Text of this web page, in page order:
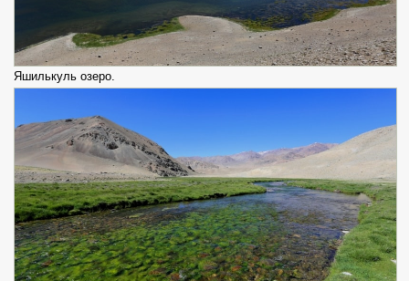
Яшилькуль озеро.